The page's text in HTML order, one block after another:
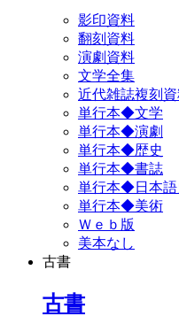
影印資料
翻刻資料
演劇資料
文学全集
近代雑誌複刻
単行本◆文学
単行本◆演劇
単行本◆歴史
単行本◆書誌
単行本◆日本語
単行本◆美術
Ｗｅｂ版
美本なし
古書
古書